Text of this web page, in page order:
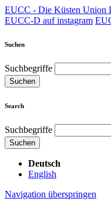
EUCC - Die Küsten Union
EUCC-D auf instagram
Suchen
Suchbegriffe
Suchen
Search
Suchbegriffe
Suchen
Deutsch
English
Navigation überspringen